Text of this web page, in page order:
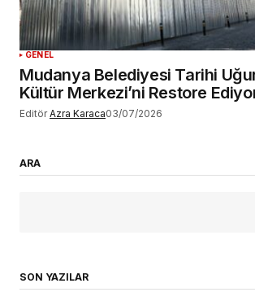
GENEL
Mudanya Belediyesi Tarihi
Kültür Merkezi’ni Restore
Editör Azra Karaca03/07/2026
ARA
SON YAZILAR